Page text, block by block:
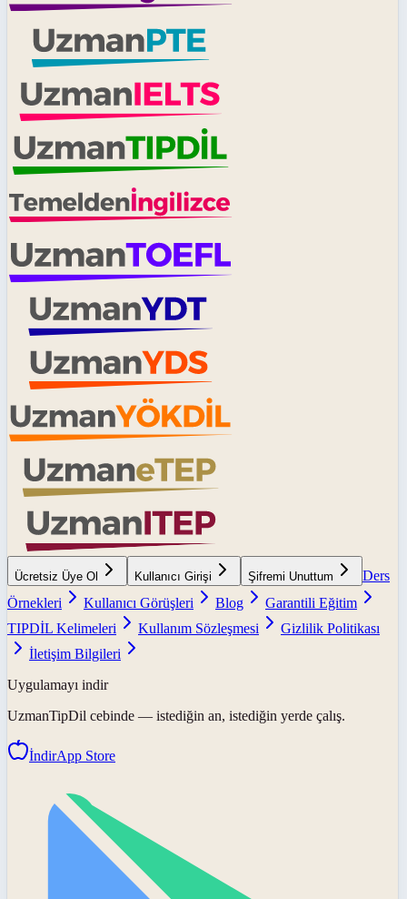
Ücretsiz Üye Ol Kullanıcı Girişi Şifremi Unuttum
Ders
Örnekleri
Kullanıcı Görüşleri Blog
Garantili Eğitim
TIPDİL Kelimeleri
Kullanım Sözleşmesi
Gizlilik Politikası
İletişim Bilgileri
Uygulamayı indir
UzmanTipDil cebinde — istediğin an, istediğin yerde çalış.
İndirApp Store